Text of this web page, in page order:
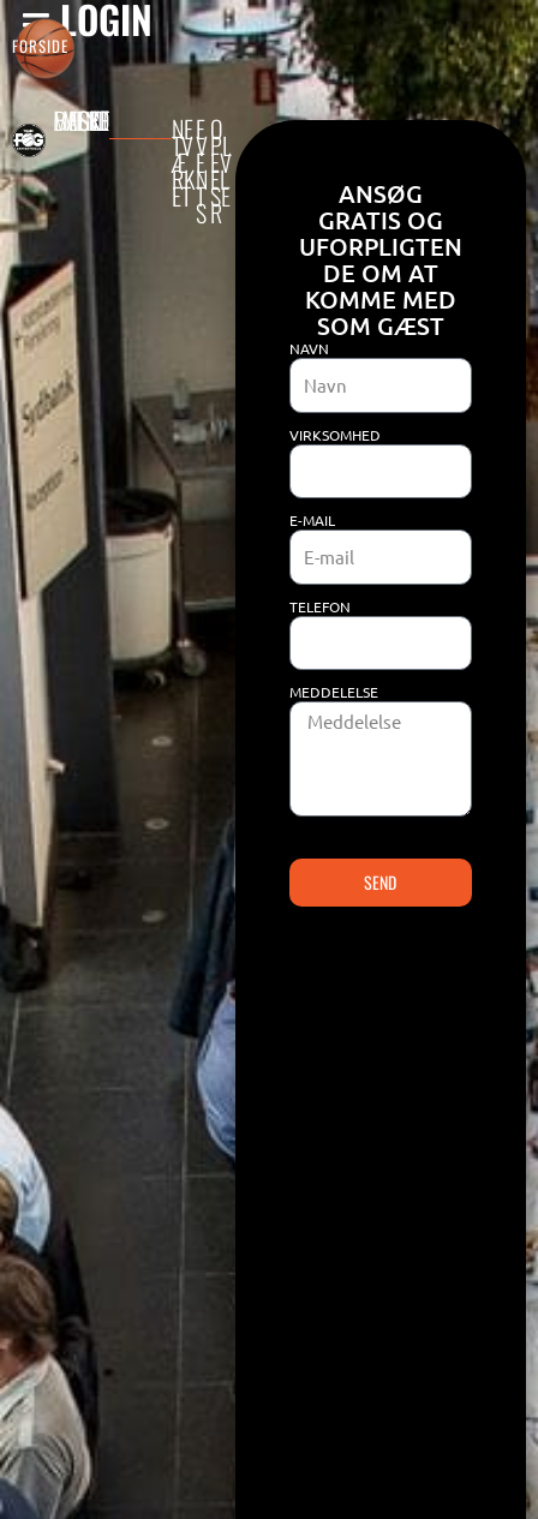
Gå
til
indholdet
FORSIDELOGIN
… MEGET MERE END BASKET ! NE
TV
Æ
RK
ET
E
V
E
N
T
S
O
PL
EV
EL
SE
R
ANSØG
GRATIS OG
UFORPLIGTEN
DE OM AT
KOMME MED
SOM GÆST
NAVN
VIRKSOMHED
E-MAIL
TELEFON
MEDDELELSE
SEND